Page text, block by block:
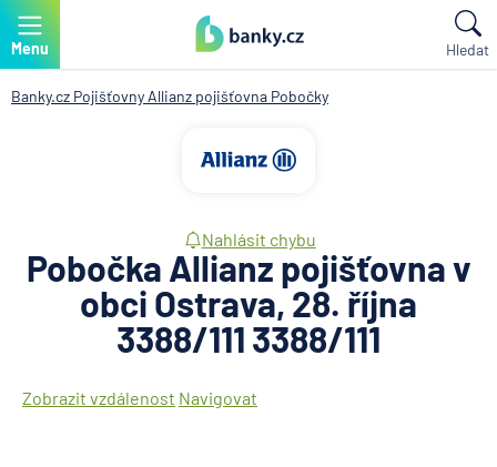
Menu Hledat
Banky.cz Pojišťovny Allianz pojišťovna Pobočky
Nahlásit chybu
Pobočka Allianz pojišťovna v
obci Ostrava, 28. října
3388/111 3388/111
Zobrazit vzdálenost Navigovat